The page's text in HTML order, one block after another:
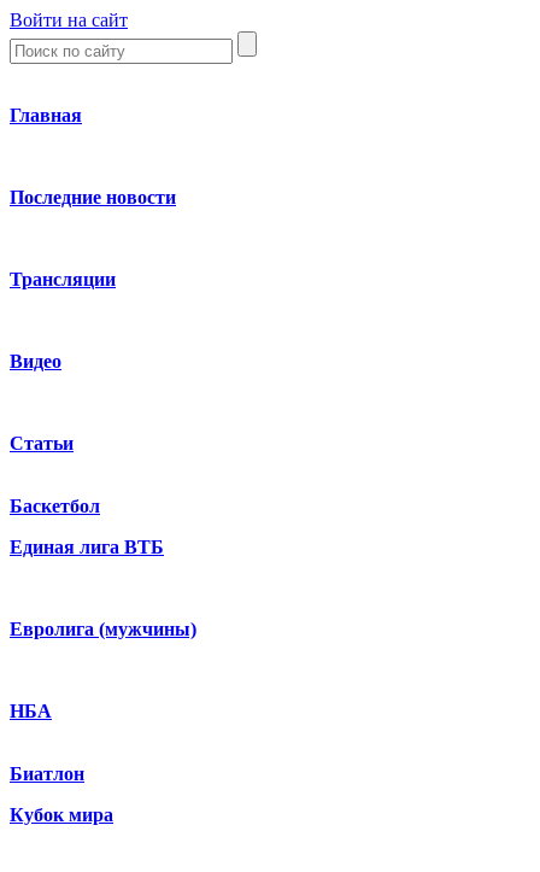
Войти на сайт
Главная
Последние новости
Трансляции
Видео
Статьи
Баскетбол
Единая лига ВТБ
Евролига (мужчины)
НБА
Биатлон
Кубок мира